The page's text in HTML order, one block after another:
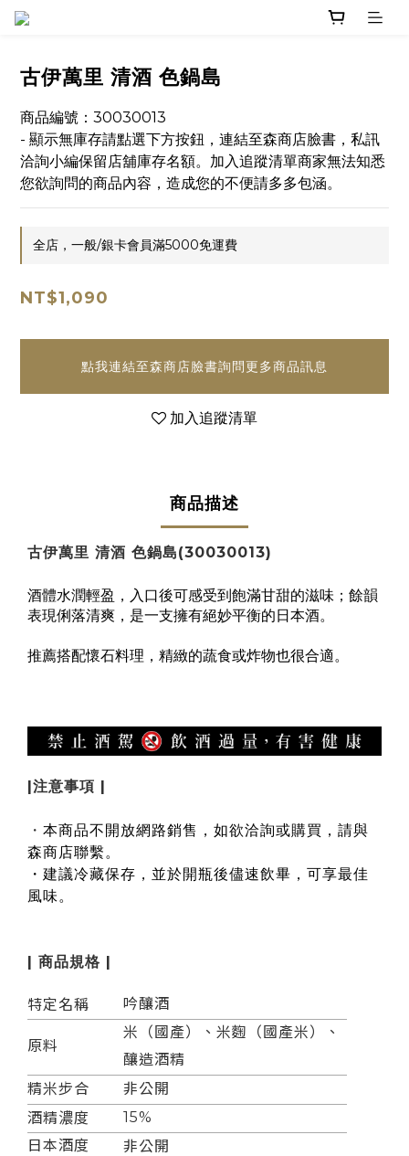
古伊萬里 清酒 色鍋島
商品編號：30030013
- 顯示無庫存請點選下方按鈕，連結至森商店臉書，私訊
洽詢小編保留店舖庫存名額。加入追蹤清單商家無法知悉
您欲詢問的商品內容，造成您的不便請多多包涵。
全店，一般/銀卡會員滿5000免運費
NT$1,090
點我連結至森商店臉書詢問更多商品訊息
加入追蹤清單
商品描述
古伊萬里 清酒 色鍋島(30030013)
酒體水潤輕盈，入口後可感受到飽滿甘甜的滋味；餘韻
表現俐落清爽，是一支擁有絕妙平衡的日本酒。
推薦搭配懷石料理，精緻的蔬食或炸物也很合適。
|注意事項 |
・ 本商品不開放網路銷售，如欲洽詢或購買，請與
森商店聯繫。
・建議冷藏保存，並於開瓶後儘速飲畢，可享最佳
風味。
| 商品規格 |
特定名稱 吟釀酒
原料
米（國產）、米麴（國產米）、
釀造酒精
精米步合
非公開
酒精濃度
15%
日本酒度
非公開